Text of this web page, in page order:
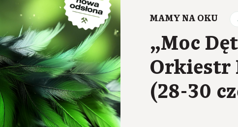
MAMY NA OKU
„Moc
Orkiestr
(28-30